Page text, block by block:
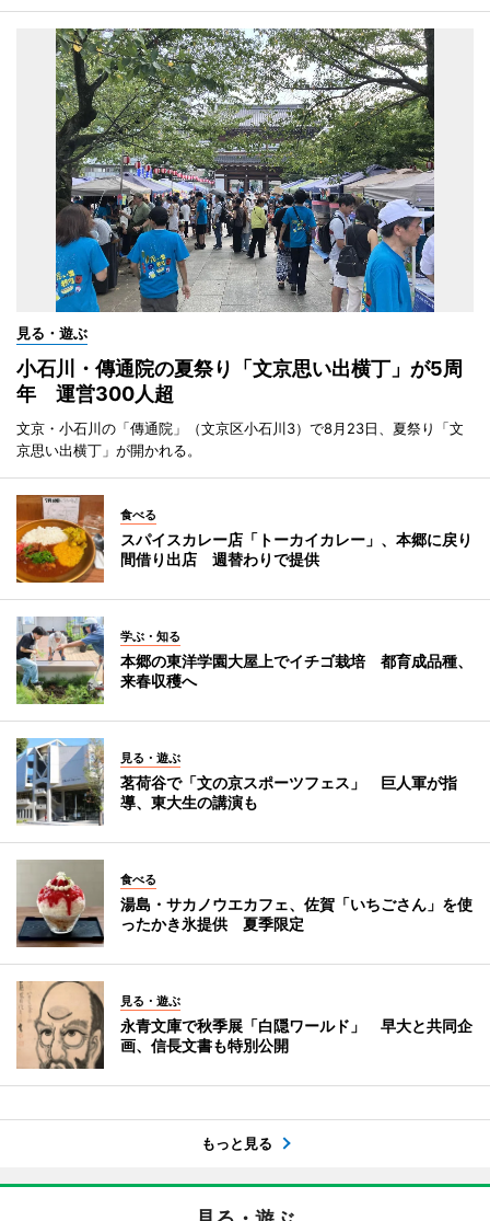
見る・遊ぶ
小石川・傳通院の夏祭り「文京思い出横丁」が5周
年 運営300人超
文京・小石川の「傳通院」（文京区小石川3）で8月23日、夏祭り「文
京思い出横丁」が開かれる。
食べる
スパイスカレー店「トーカイカレー」、本郷に戻り
間借り出店 週替わりで提供
学ぶ・知る
本郷の東洋学園大屋上でイチゴ栽培 都育成品種、
来春収穫へ
見る・遊ぶ
茗荷谷で「文の京スポーツフェス」 巨人軍が指
導、東大生の講演も
食べる
湯島・サカノウエカフェ、佐賀「いちごさん」を使
ったかき氷提供 夏季限定
見る・遊ぶ
永青文庫で秋季展「白隠ワールド」 早大と共同企
画、信長文書も特別公開
もっと見る